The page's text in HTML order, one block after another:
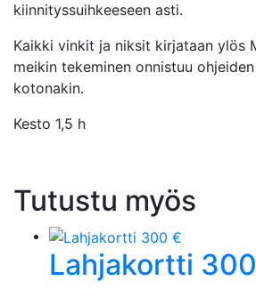
kiinnityssuihkeeseen asti.
Kaikki vinkit ja niksit kirjataan ylös
meikin tekeminen onnistuu
kotonakin.
Kesto 1,5 h
Tutustu myös
Lahjakortti